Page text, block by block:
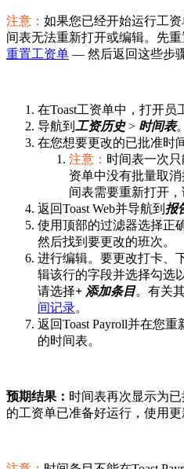
注意： 如果您已经开始运行工
间表无法重新打开或编辑。先
重置工资单 — 然后返回这些步骤
在Toast工资单中，打开员
导航到 工资历史> 时间表。
在您想要更改的已批准时
注意： 时间表一次
资单中没有批量取
间表需要重新打开
返回Toast Web并导航到 报
使用顶部的过滤器选择正
然后找到要更改的班次。
进行编辑。要更改打卡、
辑该行的字段并选择勾选
请选择+ 添加条目。有关
间记录。
返回Toast Payroll并在您
的时间表。
预期结果： 时间表再次显示为
的工资单已准备好运行，使用更